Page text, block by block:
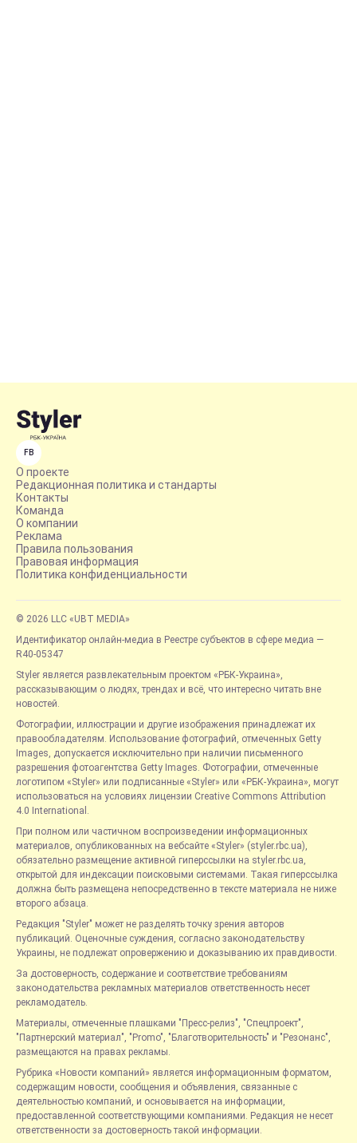
FB
О проекте
Редакционная политика и стандарты
Контакты
Команда
О компании
Реклама
Правила пользования
Правовая информация
Политика конфиденциальности
© 2026 LLC «UBT MEDIA»
Идентификатор онлайн-медиа в Реестре субъектов в сфере медиа —
R40-05347
Styler является развлекательным проектом «РБК-Украина»,
рассказывающим о людях, трендах и всё, что интересно читать вне
новостей.
Фотографии, иллюстрации и другие изображения принадлежат их
правообладателям. Использование фотографий, отмеченных Getty
Images, допускается исключительно при наличии письменного
разрешения фотоагентства Getty Images. Фотографии, отмеченные
логотипом «Styler» или подписанные «Styler» или «РБК-Украина», могут
использоваться на условиях лицензии Creative Commons Attribution
4.0 International.
При полном или частичном воспроизведении информационных
материалов, опубликованных на вебсайте «Styler» (styler.rbc.ua),
обязательно размещение активной гиперссылки на styler.rbc.ua,
открытой для индексации поисковыми системами. Такая гиперссылка
должна быть размещена непосредственно в тексте материала не ниже
второго абзаца.
Редакция "Styler" может не разделять точку зрения авторов
публикаций. Оценочные суждения, согласно законодательству
Украины, не подлежат опровержению и доказыванию их правдивости.
За достоверность, содержание и соответствие требованиям
законодательства рекламных материалов ответственность несет
рекламодатель.
Материалы, отмеченные плашками "Пресс-релиз", "Спецпроект",
"Партнерский материал", "Promo", "Благотворительность" и "Резонанс",
размещаются на правах рекламы.
Рубрика «Новости компаний» является информационным форматом,
содержащим новости, сообщения и объявления, связанные с
деятельностью компаний, и основывается на информации,
предоставленной соответствующими компаниями. Редакция не несет
ответственности за достоверность такой информации.